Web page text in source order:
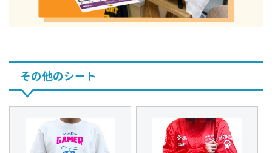
その他のシート